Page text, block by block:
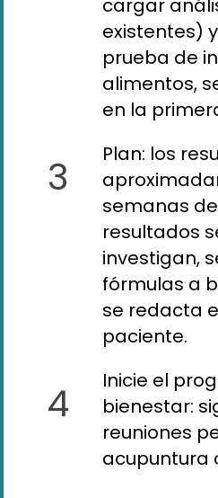
cargar
existentes)
prueba de
alimentos,
en la
3
Plan: los
semanas
resultados
investigan,
fórmulas a
se redacta
paciente.
4
Inicie el
bienestar:
reuniones
acupuntura